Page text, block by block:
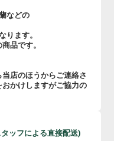
などの
ります。
品です。
店のほうからご連絡さ
かけしますがご協力の
ッフによる直接配送)